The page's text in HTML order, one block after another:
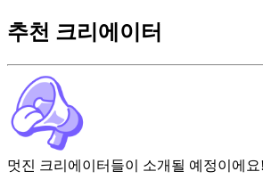
추천 크리에이터
멋진 크리에이터들이 소개될 예정이에요!